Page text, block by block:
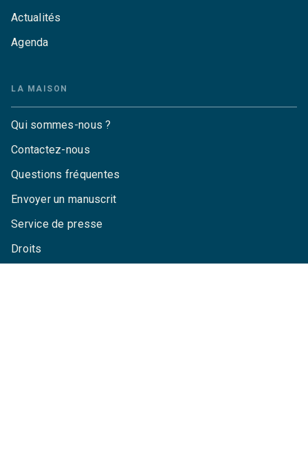
Actualités
Agenda
LA MAISON
Qui sommes-nous ?
Contactez-nous
Questions fréquentes
Envoyer un manuscrit
Service de presse
Droits